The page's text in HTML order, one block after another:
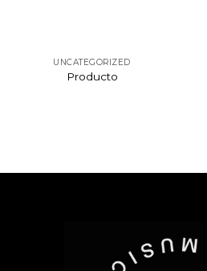
UNCATEGORIZED
Producto